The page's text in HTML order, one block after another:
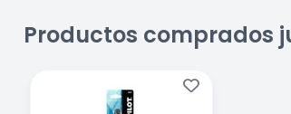
Productos comprados